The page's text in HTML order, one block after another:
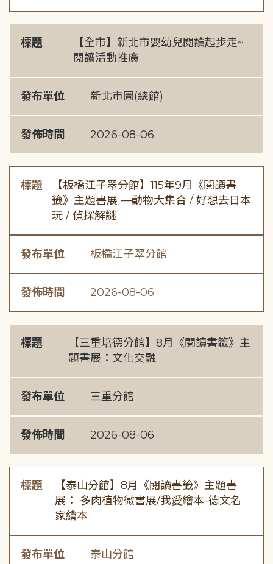
標題
【全市】新北市嬰幼兒閱讀起步走~
閱讀活動推廣
發布單位 新北市圖(總館)
發佈時間 2026-08-06
標題
【板橋江子翠分館】115年9月《閱讀書
籤》主題書展 —動物大集合 / 好想去日本
玩 / 偵探解謎
發布單位 板橋江子翠分館
發佈時間 2026-08-06
標題
【三重培德分館】8月《閱讀書籤》主
題書展：文化交融
發布單位 三重分館
發佈時間 2026-08-06
標題
【泰山分館】8月《閱讀書籤》主題書
展： 多肉植物微書展/我愛繪本-德文名
家繪本
發布單位 泰山分館